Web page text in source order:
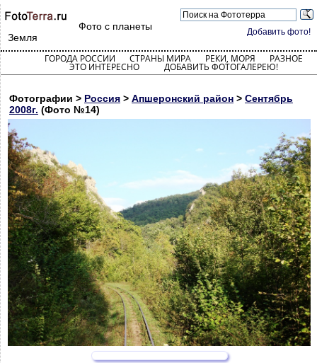
Добавить фото!
Фото с планеты
Земля
ГОРОДА РОССИИ СТРАНЫ МИРА РЕКИ, МОРЯ РАЗНОЕ
ЭТО ИНТЕРЕСНО ДОБАВИТЬ ФОТОГАЛЕРЕЮ!
Фотографии > Россия > Апшеронский район > Сентябрь
2008г. (Фото №14)